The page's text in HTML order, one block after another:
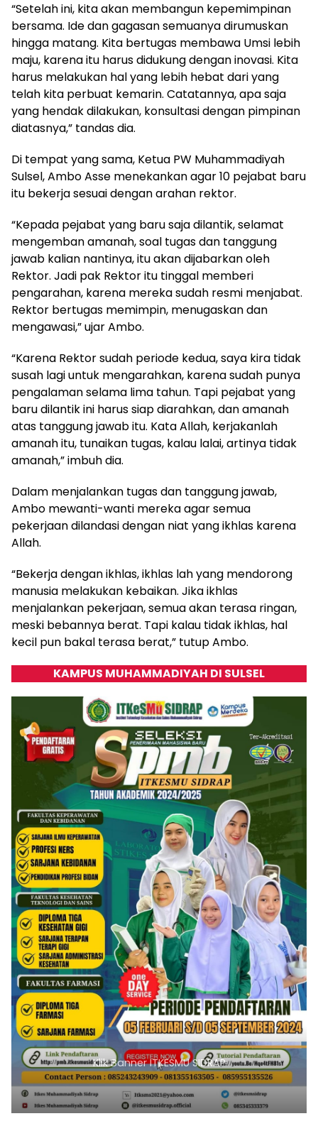
“Setelah ini, kita akan membangun kepemimpinan
bersama. Ide dan gagasan semuanya dirumuskan
hingga matang. Kita bertugas membawa Umsi lebih
maju, karena itu harus didukung dengan inovasi. Kita
harus melakukan hal yang lebih hebat dari yang
telah kita perbuat kemarin. Catatannya, apa saja
yang hendak dilakukan, konsultasi dengan pimpinan
diatasnya,” tandas dia.
Di tempat yang sama, Ketua PW Muhammadiyah
Sulsel, Ambo Asse menekankan agar 10 pejabat baru
itu bekerja sesuai dengan arahan rektor.
“Kepada pejabat yang baru saja dilantik, selamat
mengemban amanah, soal tugas dan tanggung
jawab kalian nantinya, itu akan dijabarkan oleh
Rektor. Jadi pak Rektor itu tinggal memberi
pengarahan, karena mereka sudah resmi menjabat.
Rektor bertugas memimpin, menugaskan dan
mengawasi,” ujar Ambo.
“Karena Rektor sudah periode kedua, saya kira tidak
susah lagi untuk mengarahkan, karena sudah punya
pengalaman selama lima tahun. Tapi pejabat yang
baru dilantik ini harus siap diarahkan, dan amanah
atas tanggung jawab itu. Kata Allah, kerjakanlah
amanah itu, tunaikan tugas, kalau lalai, artinya tidak
amanah,” imbuh dia.
Dalam menjalankan tugas dan tanggung jawab,
Ambo mewanti-wanti mereka agar semua
pekerjaan dilandasi dengan niat yang ikhlas karena
Allah.
“Bekerja dengan ikhlas, ikhlas lah yang mendorong
manusia melakukan kebaikan. Jika ikhlas
menjalankan pekerjaan, semua akan terasa ringan,
meski bebannya berat. Tapi kalau tidak ikhlas, hal
kecil pun bakal terasa berat,” tutup Ambo.
KAMPUS MUHAMMADIYAH DI SULSEL
Klik Banner ITKESMU SIDRAP